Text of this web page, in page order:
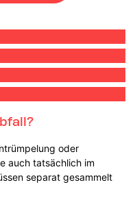
oder
auch tatsächlich im
separat gesammelt